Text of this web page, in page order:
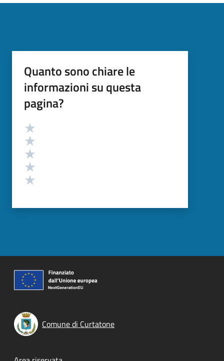
Quanto sono chiare le
informazioni su questa
pagina?
Valutazione
Comune di Curtatone